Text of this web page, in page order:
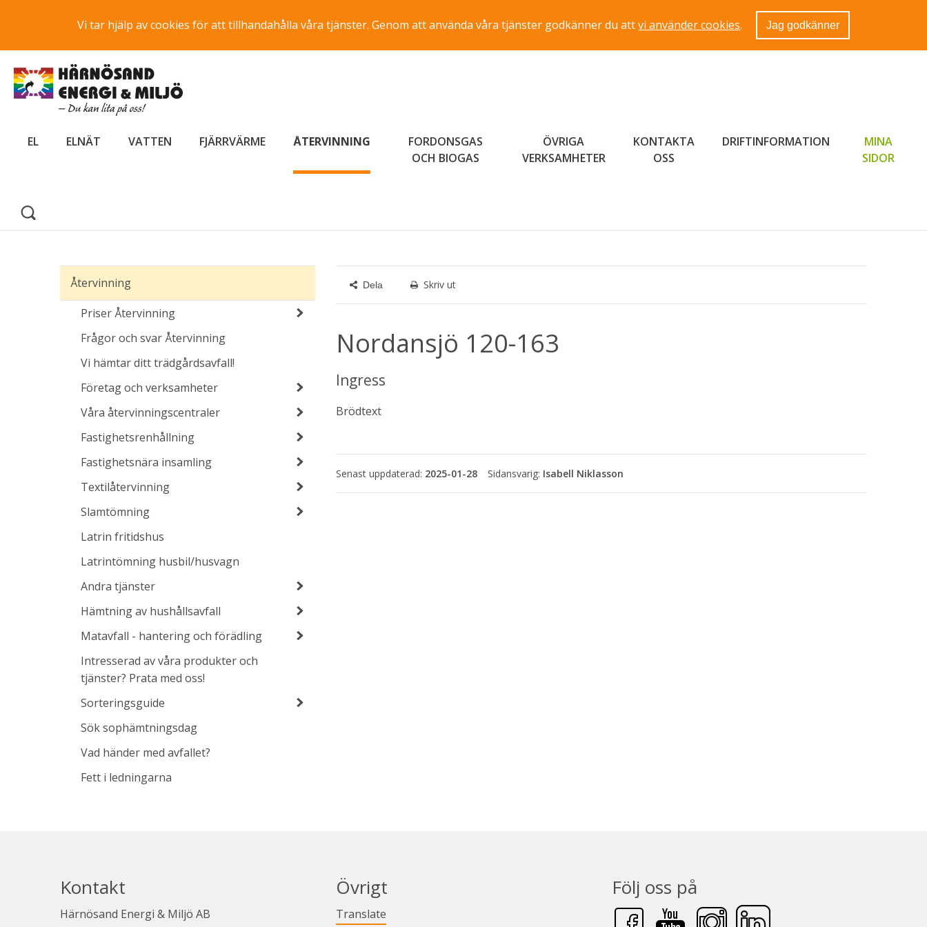
Vi tar hjälp av cookies för att tillhandahålla våra tjänster. Genom att använda våra tjänster godkänner du attvi använder cookies. Jag godkänner
EL ELNÄT VATTEN FJÄRRVÄRME ÅTERVINNING
FORDONSGAS
OCH BIOGAS
ÖVRIGA
VERKSAMHETER
KONTAKTA
OSS
DRIFTINFORMATION
MINA
SIDOR
Återvinning
Priser Återvinning
Frågor och svar Återvinning
Vi hämtar ditt trädgårdsavfall!
Företag och verksamheter
Våra återvinningscentraler
Fastighetsrenhållning
Fastighetsnära insamling
Textilåtervinning
Slamtömning
Latrin fritidshus
Latrintömning husbil/husvagn
Andra tjänster
Hämtning av hushållsavfall
Matavfall - hantering och förädling
Intresserad av våra produkter och
tjänster? Prata med oss!
Sorteringsguide
Sök sophämtningsdag
Vad händer med avfallet?
Fett i ledningarna
Dela Skriv ut
Nordansjö 120-163
Ingress
Brödtext
Senast uppdaterad: 2025-01-28 Isabell Niklasson
Kontakt
Härnösand Energi & Miljö AB
Övrigt
Translate
Följ oss på